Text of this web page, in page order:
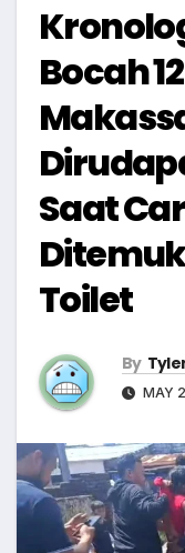
Bocah
Saat
Toilet
By
MAY